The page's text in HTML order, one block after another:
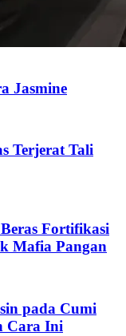
Jasmine
Terjerat Tali
Fortifikasi
Mafia Pangan
pada Cumi
Cara Ini